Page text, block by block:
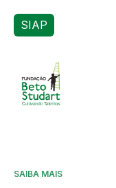
SIAP
SAIBA MAIS